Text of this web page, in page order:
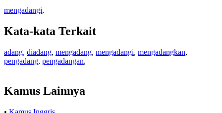
mengadangi,
Kata-kata Terkait
adang, diadang, mengadang, mengadangi, mengadangkan,
pengadang, pengadangan,
Kamus Lainnya